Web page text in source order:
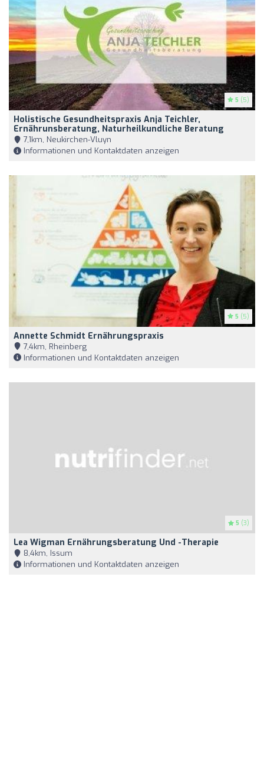
5 (5)
Holistische Gesundheitspraxis Anja Teichler,
Ernährunsberatung, Naturheilkundliche Beratung
7,1km, Neukirchen-Vluyn
Informationen und Kontaktdaten anzeigen
5 (5)
Annette Schmidt Ernährungspraxis
7,4km, Rheinberg
Informationen und Kontaktdaten anzeigen
5 (3)
Lea Wigman Ernährungsberatung Und -Therapie
8,4km, Issum
Informationen und Kontaktdaten anzeigen